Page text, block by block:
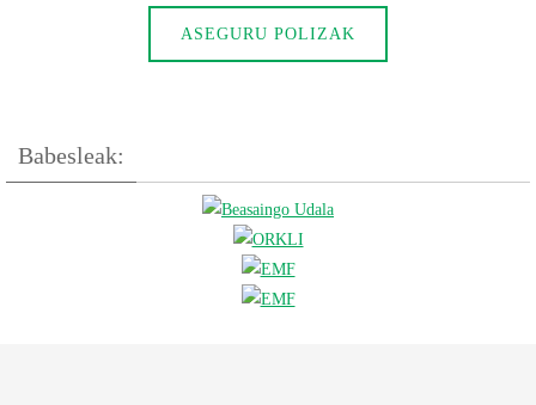
ASEGURU POLIZAK
Babesleak: